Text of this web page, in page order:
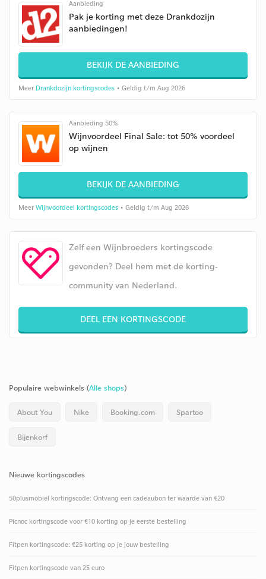
Aanbieding
Pak je korting met deze Drankdozijn
aanbiedingen!
BEKIJK DE AANBIEDING
Meer Drankdozijn kortingscodes • Geldig t/m Aug 2026
Aanbieding 50%
Wijnvoordeel Final Sale: tot 50% voordeel
op wijnen
BEKIJK DE AANBIEDING
Meer Wijnvoordeel kortingscodes • Geldig t/m Aug 2026
Zelf een Wijnbroeders kortingscode
gevonden? Deel hem met de korting-
community van Nederland.
DEEL EEN KORTINGSCODE
Populaire webwinkels (Alle shops)
About You Nike Booking.com Spartoo
Bijenkorf
Nieuwe kortingscodes
50plusmobiel kortingscode: Ontvang een cadeaubon ter waarde van €20
Picnoc kortingscode voor €10 korting op je eerste bestelling
Fitpen kortingscode: €25 korting op je jouw bestelling
Fitpen kortingscode van 25 euro